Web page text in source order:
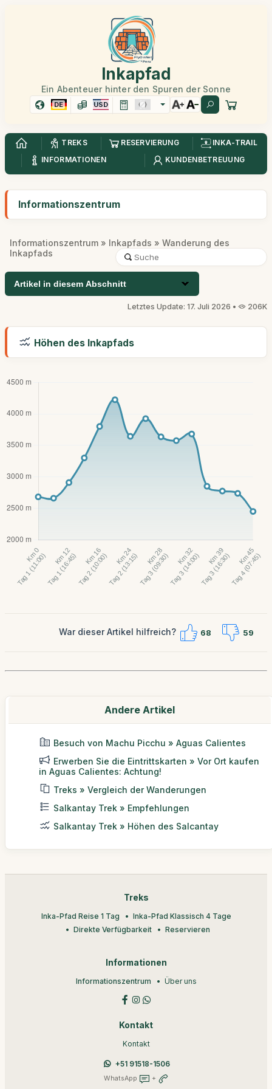
Inkapfad
Ein Abenteuer hinter den Spuren der Sonne
DE USD
TREKS RESERVIERUNG
INKA-TRAIL
INFORMATIONEN
KUNDENBETREUUNG
Informationszentrum
Informationszentrum » Inkapfads » Wanderung des
Inkapfads
Artikel in diesem Abschnitt
Letztes Update: 17. Juli 2026 • 206K
Höhen des Inkapfads
War dieser Artikel hilfreich? 68 59
Andere Artikel
Besuch von Machu Picchu » Aguas Calientes
Erwerben Sie die Eintrittskarten » Vor Ort kaufen
in Aguas Calientes: Achtung!
Treks » Vergleich der Wanderungen
Salkantay Trek » Empfehlungen
Salkantay Trek » Höhen des Salcantay
Treks
Inka-Pfad Reise 1 Tag
Inka-Pfad Klassisch 4 Tage
Direkte Verfügbarkeit
Reservieren
Informationen
Informationszentrum Über uns
Kontakt
Kontakt
+51 91518-1506
WhatsApp +